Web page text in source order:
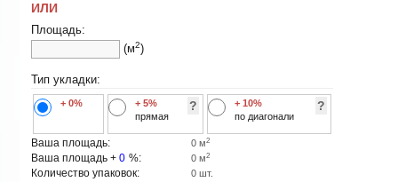
ИЛИ
Площадь:
(м2)
Тип укладки:
+ 0%
+ 5%
прямая
?
+ 10%
по диагонали
?
Ваша площадь: 0 м2
Ваша площадь + 0 %: 0 м2
Количество упаковок: 0 шт.